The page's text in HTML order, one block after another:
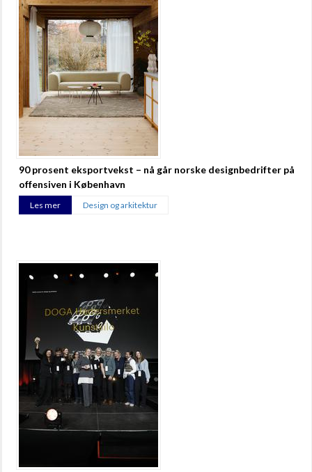
90 prosent eksportvekst – nå går norske designbedrifter på
offensiven i København
Les mer Design og arkitektur